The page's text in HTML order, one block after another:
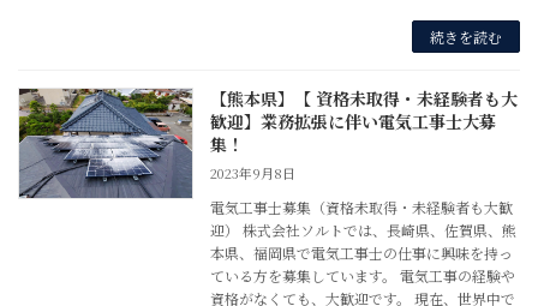
続きを読む
【熊本県】【 資格未取得・未経験者も大
歓迎】業務拡張に伴い電気工事士大募
集！
2023年9月8日
電気工事士募集（資格未取得・未経験者も大歓
迎） 株式会社ソルトでは、長崎県、佐賀県、熊
本県、福岡県で電気工事士の仕事に興味を持っ
ている方を募集しています。 電気工事の経験や
資格がなくても、大歓迎です。 現在、世界中で